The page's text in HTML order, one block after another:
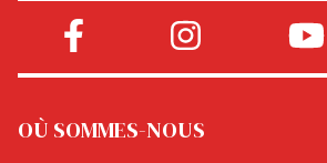
OÙ SOMMES-NOUS